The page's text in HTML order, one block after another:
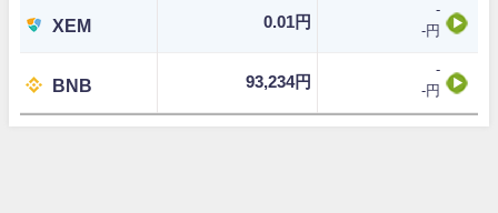
XEM 0.01円
-
-円
BNB 93,234円
-
-円